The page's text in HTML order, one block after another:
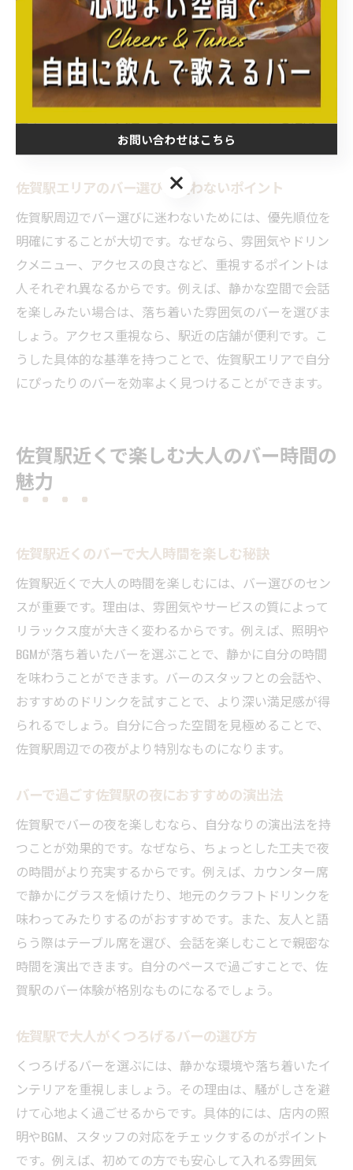
やイベント開催日を把握することで、より満足度の高い
体験ができるからです。例えば、SNSや口コミサイトで評
判を確認したり、地元の情報誌を活用したりする方法が
あります。また、事前に予約をしておくことで、混雑を
し、自分に合ったバー選びを実現しましょう。
佐賀駅エリアのバー選びに迷わないポイント
佐賀駅周辺でバー選びに迷わないためには、優先順位を
明確にすることが大切です。なぜなら、雰囲気やドリン
クメニュー、アクセスの良さなど、重視するポイントは
人それぞれ異なるからです。例えば、静かな空間で会話
を楽しみたい場合は、落ち着いた雰囲気のバーを選びま
しょう。アクセス重視なら、駅近の店舗が便利です。こ
うした具体的な基準を持つことで、佐賀駅エリアで自分
にぴったりのバーを効率よく見つけることができます。
佐賀駅近くで楽しむ大人のバー時間の
魅力
佐賀駅近くのバーで大人時間を楽しむ秘訣
佐賀駅近くで大人の時間を楽しむには、バー選びのセン
スが重要です。理由は、雰囲気やサービスの質によって
リラックス度が大きく変わるからです。例えば、照明や
BGMが落ち着いたバーを選ぶことで、静かに自分の時間
を味わうことができます。バーのスタッフとの会話や、
おすすめのドリンクを試すことで、より深い満足感が得
られるでしょう。自分に合った空間を見極めることで、
佐賀駅周辺での夜がより特別なものになります。
バーで過ごす佐賀駅の夜におすすめの演出法
佐賀駅でバーの夜を楽しむなら、自分なりの演出法を持
つことが効果的です。なぜなら、ちょっとした工夫で夜
の時間がより充実するからです。例えば、カウンター席
で静かにグラスを傾けたり、地元のクラフトドリンクを
味わってみたりするのがおすすめです。また、友人と語
らう際はテーブル席を選び、会話を楽しむことで親密な
時間を演出できます。自分のペースで過ごすことで、佐
賀駅のバー体験が格別なものになるでしょう。
佐賀駅で大人がくつろげるバーの選び方
くつろげるバーを選ぶには、静かな環境や落ち着いたイ
ンテリアを重視しましょう。その理由は、騒がしさを避
けて心地よく過ごせるからです。具体的には、店内の照
明やBGM、スタッフの対応をチェックするのがポイント
です。例えば、初めての方でも安心して入れる雰囲気
お問い合わせはこちら
お問い合わせはこちら